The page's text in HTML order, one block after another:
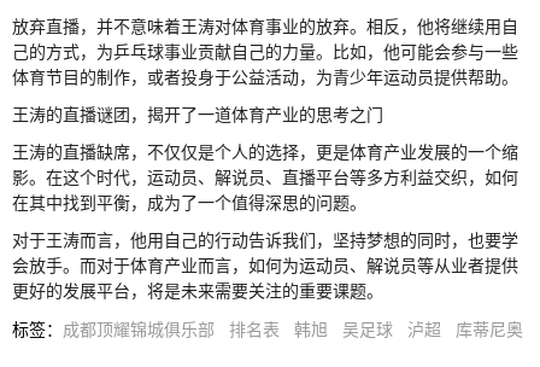
放弃直播，并不意味着王涛对体育事业的放弃。相反，他将继续用自
己的方式，为乒乓球事业贡献自己的力量。比如，他可能会参与一些
体育节目的制作，或者投身于公益活动，为青少年运动员提供帮助。
王涛的直播谜团，揭开了一道体育产业的思考之门
王涛的直播缺席，不仅仅是个人的选择，更是体育产业发展的一个缩
影。在这个时代，运动员、解说员、直播平台等多方利益交织，如何
在其中找到平衡，成为了一个值得深思的问题。
对于王涛而言，他用自己的行动告诉我们，坚持梦想的同时，也要学
会放手。而对于体育产业而言，如何为运动员、解说员等从业者提供
更好的发展平台，将是未来需要关注的重要课题。
标签： 成都顶耀锦城俱乐部 排名表 韩旭 吴足球 泸超 库蒂尼奥